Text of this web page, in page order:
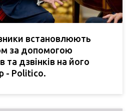
встановлюють
за допомогою
та дзвінків на його
- Politico.